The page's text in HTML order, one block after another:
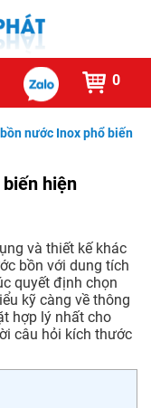
0
nước Inox phổ biến
hiện
và thiết kế khác
bồn với dung tích
quyết định chọn
kỹ càng về thông
hợp lý nhất cho
câu hỏi kích thước